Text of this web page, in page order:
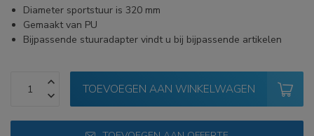
Diameter sportstuur is 320 mm
Gemaakt van PU
Bijpassende stuuradapter vindt u bij bijpassende artikelen
TOEVOEGEN AAN WINKELWAGEN